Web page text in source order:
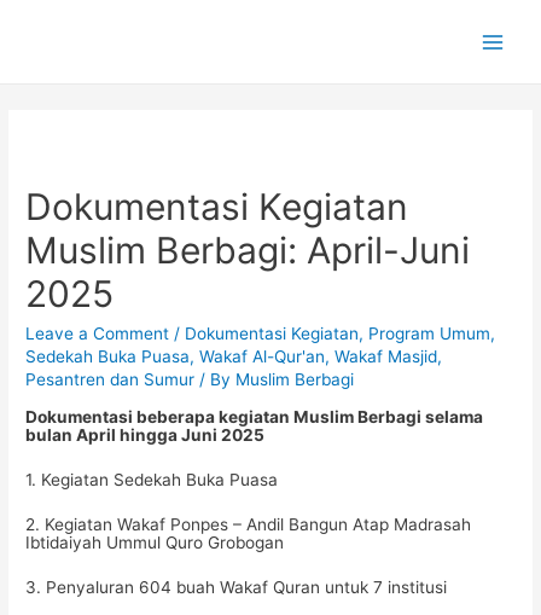
Dokumentasi Kegiatan
Muslim Berbagi: April-Juni
2025
Leave a Comment / Dokumentasi Kegiatan, Program Umum,
Sedekah Buka Puasa,Wakaf Al-Qur'an,Wakaf Masjid,
Pesantren dan Sumur / By Muslim Berbagi
Dokumentasi beberapa kegiatan Muslim Berbagi selama
bulan April hingga Juni 2025
1. Kegiatan Sedekah Buka Puasa
2. Kegiatan Wakaf Ponpes – Andil Bangun Atap Madrasah
Ibtidaiyah Ummul Quro Grobogan
3. Penyaluran 604 buah Wakaf Quran untuk 7 institusi